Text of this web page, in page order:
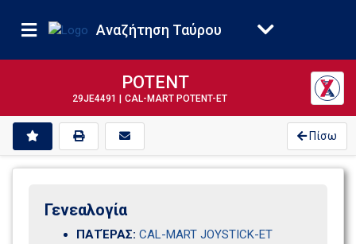
Αναζήτηση Ταύρου
POTENT
29JE4491 | CAL-MART POTENT-ET
Πίσω
Γενεαλογία
ΠΑΤΈΡΑΣ: CAL-MART JOYSTICK-ET